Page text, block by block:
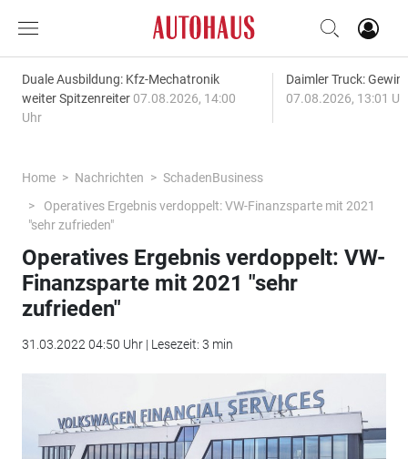
Duale Ausbildung: Kfz-Mechatronik
weiter Spitzenreiter 07.08.2026, 14:00
Uhr
Daimler Truck:
07.08.2026, 13:01
Home Nachrichten
SchadenBusiness
Operatives Ergebnis verdoppelt: VW-Finanzsparte mit 2021
"sehr zufrieden"
Operatives Ergebnis verdoppelt: VW-
Finanzsparte mit 2021 "sehr
zufrieden"
31.03.2022 04:50 Uhr | Lesezeit: 3 min